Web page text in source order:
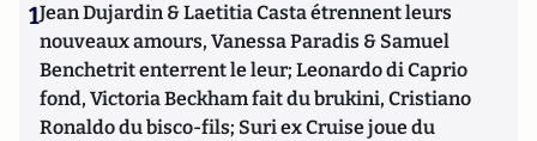
1Jean Dujardin & Laetitia Casta étrennent leurs
nouveaux amours, Vanessa Paradis & Samuel
Benchetrit enterrent le leur; Leonardo di Caprio
fond, Victoria Beckham fait du brukini, Cristiano
Ronaldo du bisco-fils; Suri ex Cruise joue du